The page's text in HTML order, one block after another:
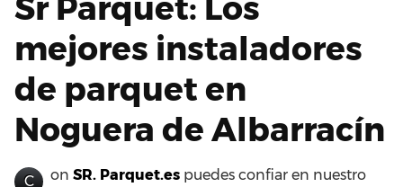
mejores instaladores
de parquet en
Noguera de Albarracín
C on SR. Parquet.es puedes confiar en nuestro